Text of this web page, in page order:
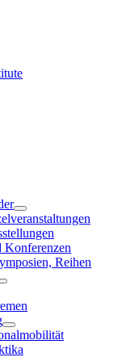
Konferenzen
Reihen